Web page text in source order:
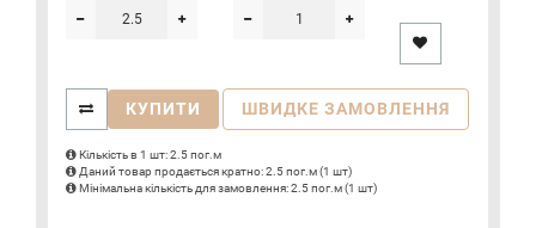
КУПИТИ ШВИДКЕ ЗАМОВЛЕННЯ
Кількість в 1 шт: 2.5 пог.м
Даний товар продається кратно: 2.5 пог.м (1 шт)
Мінімальна кількість для замовлення: 2.5 пог.м (1 шт)